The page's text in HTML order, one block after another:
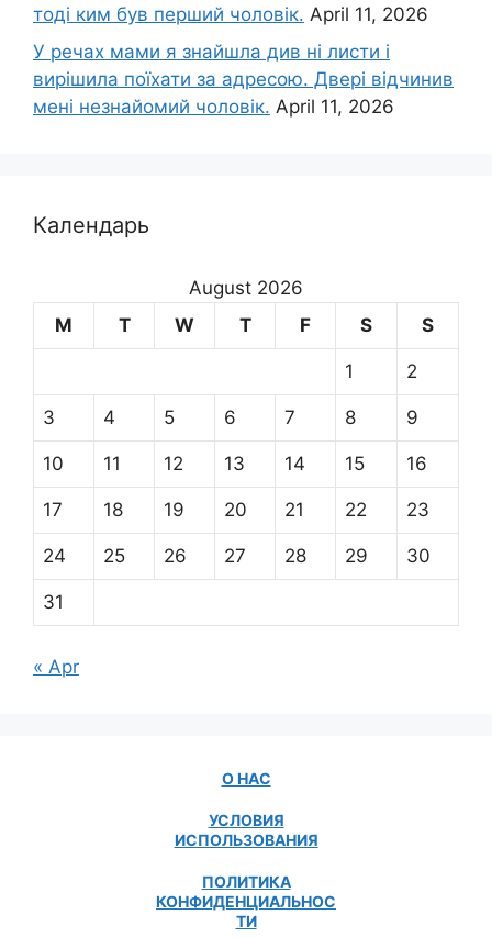
тоді ким був перший чоловік. April 11, 2026
У речах мами я знайшла див ні листи і
вирішила поїхати за адресою. Двері відчинив
мені незнайомий чоловік. April 11, 2026
Календарь
August 2026
M
T W T F S S
1 2
3 4 5 6 7 8 9
10 11 12 13 14 15 16
17 18 19 20 21 22 23
24 25 26 27 28 29 30
31
« Apr
О НАС
УСЛОВИЯ
ИСПОЛЬЗОВАНИЯ
ПОЛИТИКА
КОНФИДЕНЦИАЛЬНОС
ТИ